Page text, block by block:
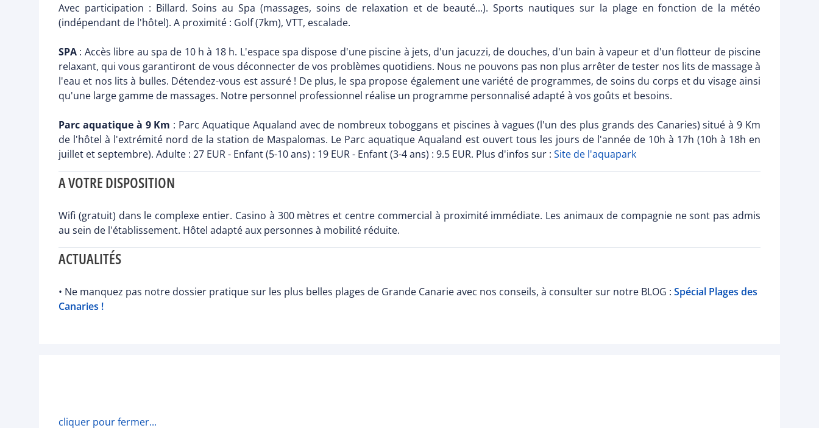
Avec participation : Billard. Soins au Spa (massages, soins de relaxation et de beauté...). Sports nautiques sur la plage en fonction de la météo
(indépendant de l'hôtel). A proximité : Golf (7km), VTT, escalade.
SPA : Accès libre au spa de 10 h à 18 h. L'espace spa dispose d'une piscine à jets, d'un jacuzzi, de douches, d'un bain à vapeur et d'un flotteur de piscine
relaxant, qui vous garantiront de vous déconnecter de vos problèmes quotidiens. Nous ne pouvons pas non plus arrêter de tester nos lits de massage à
l'eau et nos lits à bulles. Détendez-vous est assuré ! De plus, le spa propose également une variété de programmes, de soins du corps et du visage ainsi
qu'une large gamme de massages. Notre personnel professionnel réalise un programme personnalisé adapté à vos goûts et besoins.
Parc aquatique à 9 Km : Parc Aquatique Aqualand avec de nombreux toboggans et piscines à vagues (l'un des plus grands des Canaries) situé à 9 Km
de l'hôtel à l'extrémité nord de la station de Maspalomas. Le Parc aquatique Aqualand est ouvert tous les jours de l'année de 10h à 17h (10h à 18h en
juillet et septembre). Adulte : 27 EUR - Enfant (5-10 ans) : 19 EUR - Enfant (3-4 ans) : 9.5 EUR. Plus d'infos sur : Site de l'aquapark
A VOTRE DISPOSITION
Wifi (gratuit) dans le complexe entier. Casino à 300 mètres et centre commercial à proximité immédiate. Les animaux de compagnie ne sont pas admis
au sein de l'établissement. Hôtel adapté aux personnes à mobilité réduite.
ACTUALITÉS
• Ne manquez pas notre dossier pratique sur les plus belles plages de Grande Canarie avec nos conseils, à consulter sur notre BLOG : Spécial Plages des
Canaries !
cliquer pour fermer...